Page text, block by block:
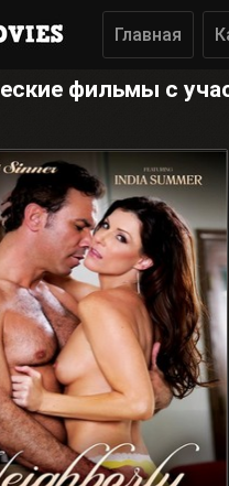
Главная
фильмы с